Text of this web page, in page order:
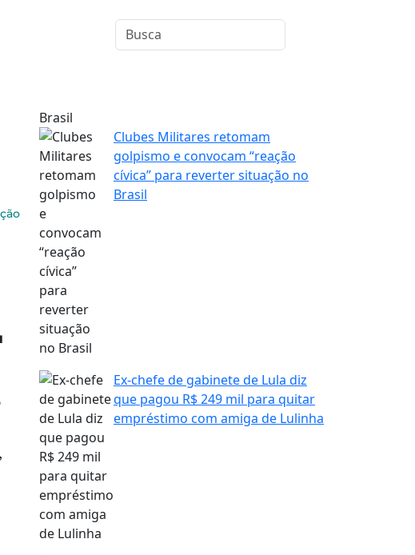
Brasil
Clubes Militares retomam
golpismo e convocam “reação
cívica” para reverter situação no
Brasil
Ex-chefe de gabinete de Lula diz
que pagou R$ 249 mil para quitar
empréstimo com amiga de Lulinha